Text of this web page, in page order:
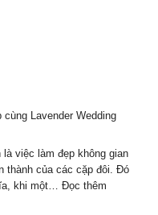
Lavender Wedding
việc làm đẹp không gian
thành của các cặp đôi. Đó
khi một… Đọc thêm